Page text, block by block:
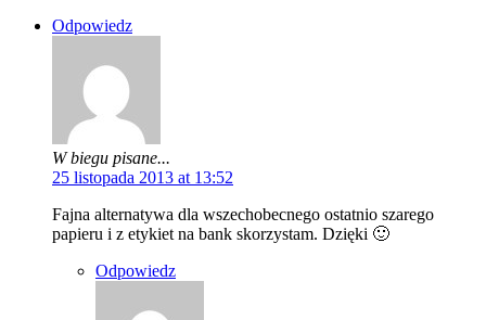
Odpowiedz
W biegu pisane...
25 listopada 2013 at 13:52
Fajna alternatywa dla wszechobecnego ostatnio szarego
papieru i z etykiet na bank skorzystam. Dzięki 🙂
Odpowiedz